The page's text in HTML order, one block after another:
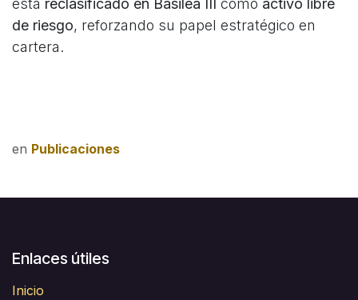
está reclasificado en Basilea III como activo libre
de riesgo, reforzando su papel estratégico en
cartera.
en Publicaciones
Enlaces útiles
Inicio